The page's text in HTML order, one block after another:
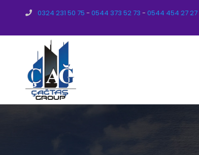
0324 231 50 75 - 0544 373 52 73 - 0544 454 27 27